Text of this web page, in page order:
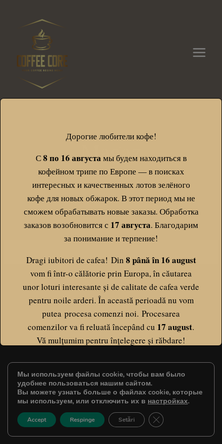
контенту
Magaz
Magaz
© 2026 Coffee Core
УСЛОВИЯ И ПОЛОЖЕНИЯ
Мы используем файлы cookie, чтобы вам было
удобнее пользоваться нашим сайтом.
Вы можете узнать больше о файлах cookie, которые
мы используем, или отключить их в настройках.
Accept Respinge Setări ЗАКРЫТЬ
Дорогие любители кофе!
С8 по 16 августамы будем находиться в
кофейном трипе по Европе — в поисках
интересных и качественных лотов зелёного
кофе для новых обжарок. В этот период мы не
сможем обрабатывать новые заказы. Обработка
заказов возобновится с 17 августа. Благодарим
за понимание и терпение!
Dragi iubitori de cafea! Din 8 până în 16 august
vom fi într-o călătorie prin Europa, în căutarea
unor loturi interesante și de calitate de cafea verde
pentru noile arderi. În această perioadă nu vom
putea procesa comenzi noi. Procesarea
comenzilor va fi reluată începând cu 17 august.
Vă mulțumim pentru înțelegere și răbdare!
Он будет закрыт в7секунд